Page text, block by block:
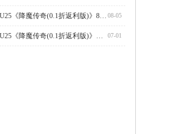
KU25《降魔传奇(0.1折返利版)》8.6-8.10日立秋限时活动公告 08-05
KU25《降魔传奇(0.1折返利版)》线下活动公告 07-01